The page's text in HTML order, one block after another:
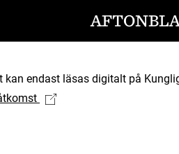
endast läsas digitalt på